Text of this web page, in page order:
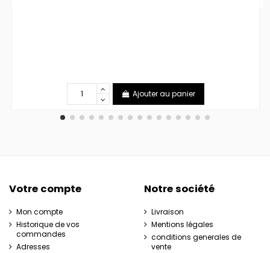
Ajouter au panier
Votre compte
Mon compte
Historique de vos
commandes
Adresses
Notre société
Livraison
Mentions légales
conditions generales de
vente